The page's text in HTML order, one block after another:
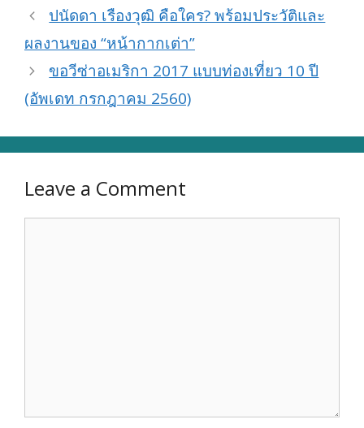
ปนัดดา เรืองวุฒิ คือใคร? พร้อมประวัติและ
ผลงานของ “หน้ากากเต่า”
ขอวีซ่าอเมริกา 2017 แบบท่องเที่ยว 10 ปี
(อัพเดท กรกฎาคม 2560)
Leave a Comment